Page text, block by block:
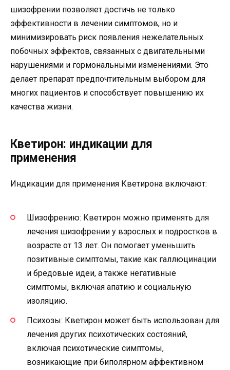
шизофрении позволяет достичь не только
эффективности в лечении симптомов, но и
минимизировать риск появления нежелательных
побочных эффектов, связанных с двигательными
нарушениями и гормональными изменениями. Это
делает препарат предпочтительным выбором для
многих пациентов и способствует повышению их
качества жизни.
Кветирон: индикации для
применения
Индикации для применения Кветирона включают:
Шизофрению: Кветирон можно применять для
лечения шизофрении у взрослых и подростков в
возрасте от 13 лет. Он помогает уменьшить
позитивные симптомы, такие как галлюцинации
и бредовые идеи, а также негативные
симптомы, включая апатию и социальную
изоляцию.
Психозы: Кветирон может быть использован для
лечения других психотических состояний,
включая психотические симптомы,
возникающие при биполярном аффективном